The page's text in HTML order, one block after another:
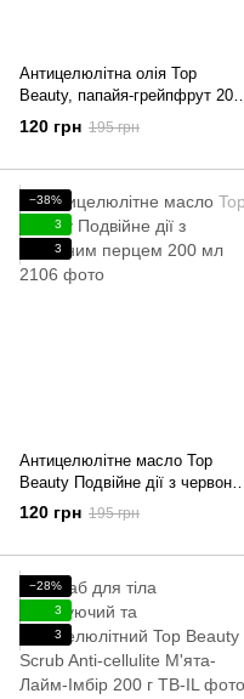
Антицелюлітна олія Top
Beauty, папайя-грейпфрут 200
мл
120 грн 195 грн
−38%
3
3
Антицелюлітне масло Top
Beauty Подвійне дії з червоним
перцем 200 мл
120 грн 195 грн
−28%
3
3